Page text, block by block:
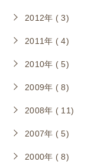
2012年 ( 3)
2011年 ( 4)
2010年 ( 5)
2009年 ( 8)
2008年 ( 11)
2007年 ( 5)
2000年 ( 8)